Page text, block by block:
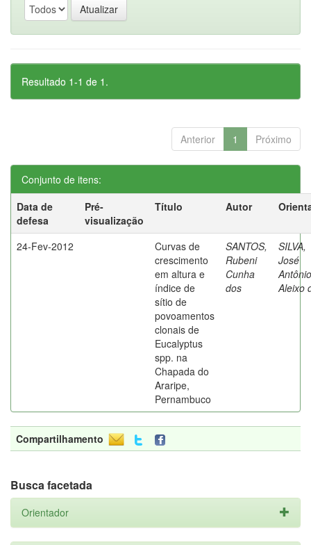
Resultado 1-1 de 1.
Anterior 1 Próximo
Conjunto de itens:
Data de
defesa
Pré-
visualização
Título Autor
24-Fev-2012
Curvas de
crescimento
em altura e
índice de
sítio de
povoamentos
clonais de
Eucalyptus
spp. na
Chapada do
Araripe,
Pernambuco
SANTOS,
Rubeni
Cunha
dos
SILVA,
José
Antônio
Aleixo
Compartilhamento
Busca facetada
Orientador